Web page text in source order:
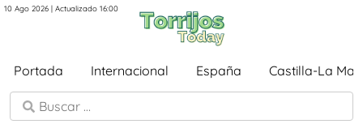
10 Ago 2026 | Actualizado 16:00
Portada Internacional España Castilla-La